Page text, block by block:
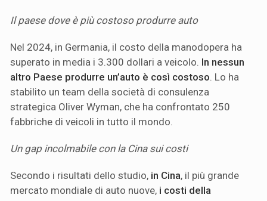
Il paese dove è più costoso produrre auto
Nel 2024, in Germania, il costo della manodopera ha
superato in media i 3.300 dollari a veicolo. In nessun
altro Paese produrre un’auto è così costoso . Lo ha
stabilito un team della società di consulenza
strategica Oliver Wyman, che ha confrontato 250
fabbriche di veicoli in tutto il mondo.
Un gap incolmabile con la Cina sui costi
Secondo i risultati dello studio, in Cina, il più grande
mercato mondiale di auto nuove, i costi della